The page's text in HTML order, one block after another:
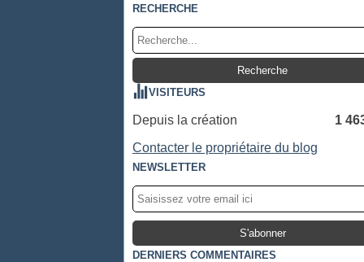
RECHERCHE
VISITEURS
Depuis la création
1
Contacter le propriétaire du blog
NEWSLETTER
DERNIERS COMMENTAIRES